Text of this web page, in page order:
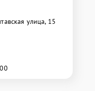
улица, 15